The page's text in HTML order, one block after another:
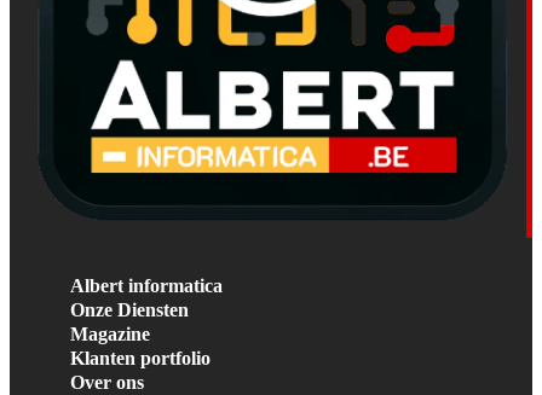
Albert informatica
Onze Diensten
Magazine
Klanten portfolio
Over ons